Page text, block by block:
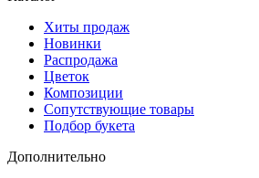
Хиты продаж
Новинки
Распродажа
Цветок
Композиции
Сопутствующие товары
Подбор букета
Дополнительно